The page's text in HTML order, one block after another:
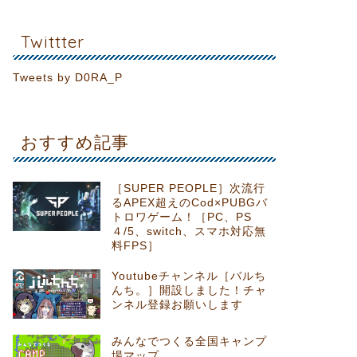
Twittter
Tweets by D0RA_P
おすすめ記事
［SUPER PEOPLE］次流行
るAPEX超えのCod×PUBGバ
トロワゲーム！［PC、PS
４/5、switch、スマホ対応無
料FPS］
Youtubeチャンネル［バルち
んち。］開設しました！チャ
ンネル登録お願いします
みんなでつくる全国キャンプ